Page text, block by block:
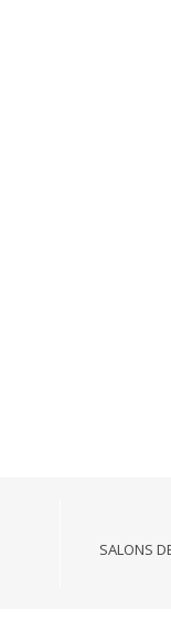
SALONS